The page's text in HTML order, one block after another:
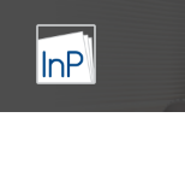
content
main
navigation
footer